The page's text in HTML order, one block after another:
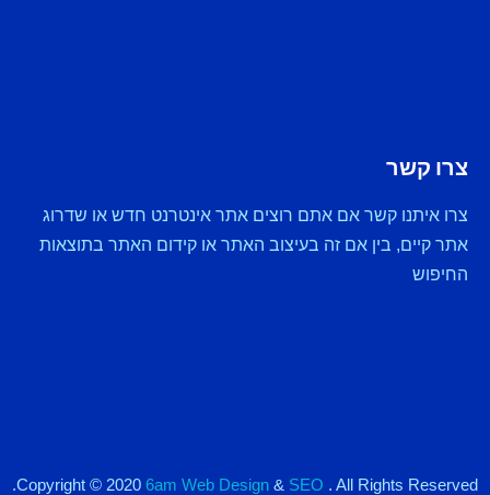
צרו קשר
צרו איתנו קשר אם אתם רוצים אתר אינטרנט חדש או שדרוג
אתר קיים, בין אם זה בעיצוב האתר או קידום האתר בתוצאות
החיפוש
Copyright © 2020 6am Web Design & SEO . All Rights Reserved.